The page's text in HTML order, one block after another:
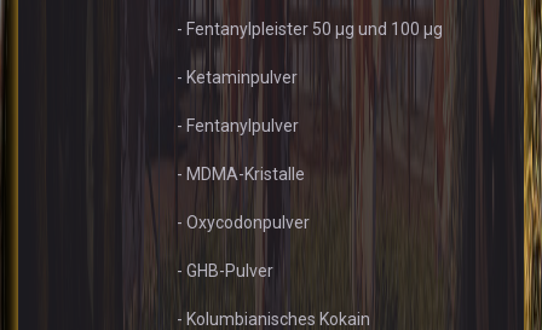
- Fentanylpleister 50 µg und 100 µg
- Ketaminpulver
- Fentanylpulver
- MDMA-Kristalle
- Oxycodonpulver
- GHB-Pulver
- Kolumbianisches Kokain